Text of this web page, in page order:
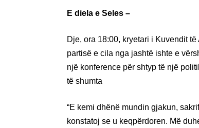
E diela e Seles –
Dje, ora 18:00, kryetari i Kuvendit
partisë e cila nga jashtë ishte e
një konference për shtyp të një
të shumta
“E kemi dhënë mundin gjakun,
konstatoj se u keqpërdoren. Më